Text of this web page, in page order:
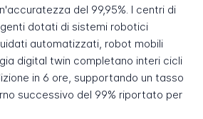
del 99,95%. I centri di
dotati di sistemi robotici
automatizzati, robot mobili
digital twin completano interi cicli
in 6 ore, supportando un tasso
successivo del 99% riportato per